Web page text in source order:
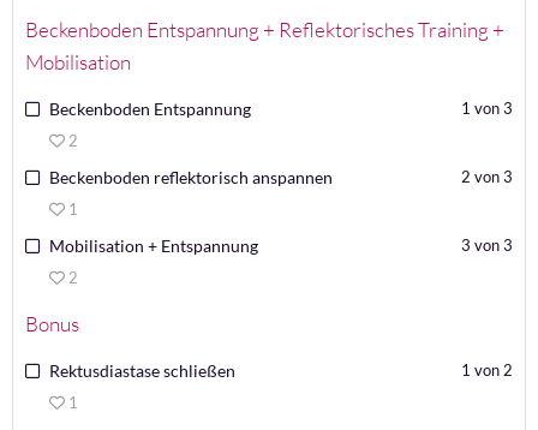
Beckenboden Entspannung + Reflektorisches Training +
Mobilisation
1 von 3
Beckenboden Entspannung
2
2 von 3
Beckenboden reflektorisch anspannen
1
3 von 3
Mobilisation + Entspannung
2
Bonus
1 von 2
Rektusdiastase schließen
1